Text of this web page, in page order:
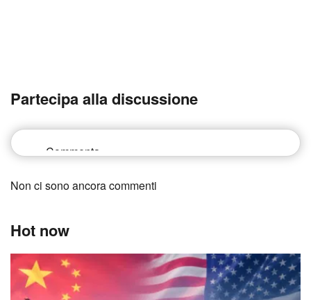
Partecipa alla discussione
Non ci sono ancora commenti
Hot now